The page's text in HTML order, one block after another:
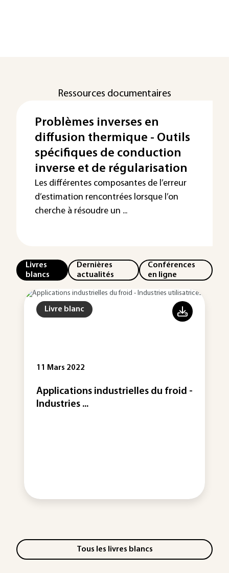
Ressources documentaires
Problèmes inverses en
diffusion thermique - Outils
spécifiques de conduction
inverse et de régularisation
Les différentes composantes de l’erreur
d’estimation rencontrées lorsque l’on
cherche à résoudre un ...
Livres
blancs
Dernières
actualités
Conférences
en ligne
Livre blanc
11 Mars 2022
Applications industrielles du froid -
Industries ...
Tous les livres blancs